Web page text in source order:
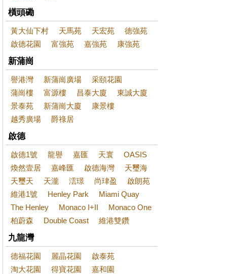
橫頭磡
黃大仙下村 天馬苑 天宏苑
德強苑
啟德花園
富強苑 嘉強苑 康強苑
新蒲崗
譽港灣 新蒲崗廣場
采頤花園
蒲崗樓
富源樓 昌泰大廈
東誠大廈
景泰苑
新蒲崗大廈
康景樓
越秀廣場
爵祿居
啟德
啟德1號 龍譽 嘉匯 天寰
OASIS
煥然壹居
嘉峰匯 啟德海灣
天璽海
天璽天
天瀧 澐璟 尚珒盈
啟朗苑
維港1號
Henley Park
Miami Quay
The Henley
Monaco I+II
Monaco One
柏蔚森
Double Coast 維港雙鑽
九龍灣
德福花園 麗晶花園
啟泰苑
淘大花園
得寶花園 嘉和園